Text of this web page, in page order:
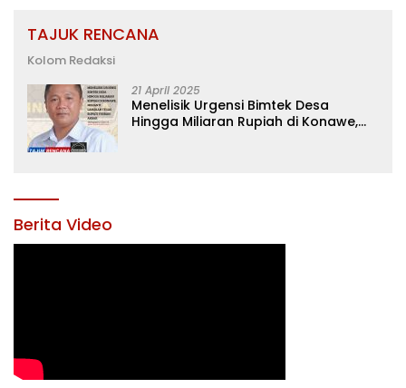
TAJUK RENCANA
Kolom Redaksi
21 April 2025
Menelisik Urgensi Bimtek Desa
Hingga Miliaran Rupiah di Konawe,
Berita Video